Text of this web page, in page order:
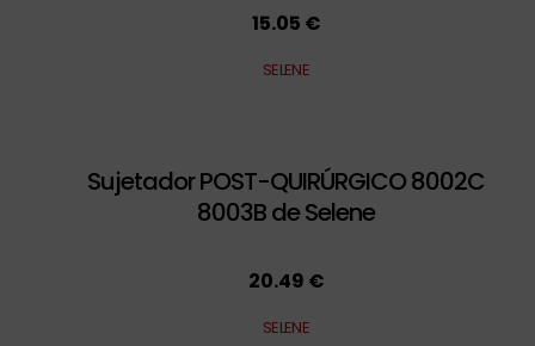
15.05 €
SELENE
Sujetador POST-QUIRÚRGICO 8002C
8003B de Selene
20.49 €
SELENE